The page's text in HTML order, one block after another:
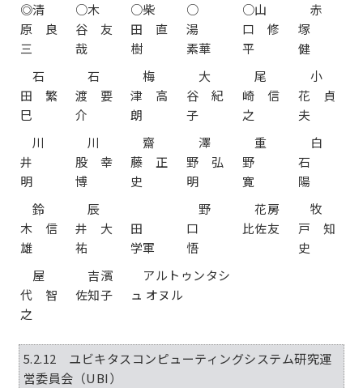
◎清
原 良
三
○木
谷 友
哉
○柴
田 直
樹
○
湯
素華
○山
口 修
平
赤
塚
健
石
田 繁
巳
石
渡 要
介
梅
津 高
朗
大
谷 紀
子
尾
崎 信
之
小
花 貞
夫
川
井
明
川
股 幸
博
齋
藤 正
史
澤
野 弘
明
重
野
寛
白
石
陽
鈴
木 信
雄
辰
井 大
祐
田
学軍
野
口
悟
花房
比佐友
牧
戸 知
史
屋
代 智
之
吉濱
佐知子
アルトゥンタシ
ュ オヌル
5.2.12 ユビキタスコンピューティングシステム研究運
営委員会（UBI）